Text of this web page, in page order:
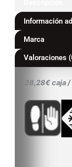
Información
Marca
Valoraciones
28,28€ caja